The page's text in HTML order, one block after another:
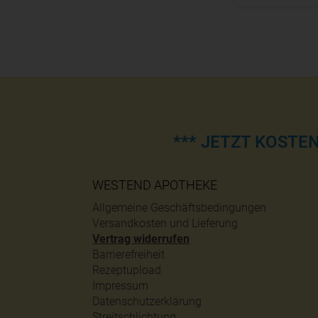
*** JETZT
WESTEND APOTHEKE
Allgemeine Geschäftsbedingungen
Versandkosten und Lieferung
Vertrag widerrufen
Barrierefreiheit
Rezeptupload
Impressum
Datenschutzerklärung